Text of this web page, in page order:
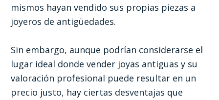
mismos hayan vendido sus propias piezas a
joyeros de antigüedades.
Sin embargo, aunque podrían considerarse el
lugar ideal donde vender joyas antiguas y su
valoración profesional puede resultar en un
precio justo, hay ciertas desventajas que